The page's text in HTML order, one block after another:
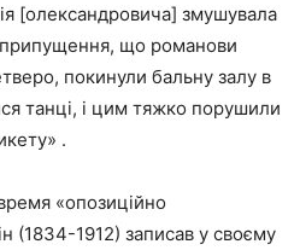
[олександровича] змушувала
припущення, що романови
покинули бальну залу в
танці, і цим тяжко порушили
.
«опозиційно
(1834-1912) записав у своєму